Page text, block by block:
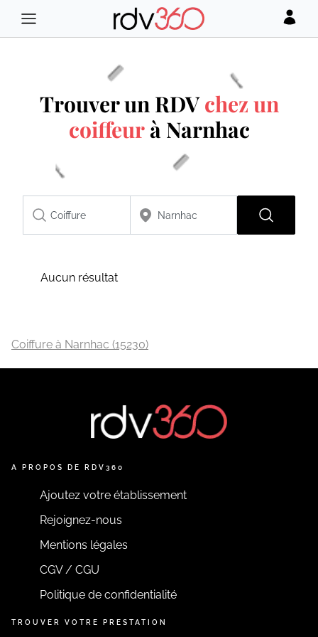
Trouver un RDVchez un
coiffeurà Narnhac
Aucun résultat
Coiffure à Narnhac (15230)
A PROPOS DE RDV360
Ajoutez votre établissement
Rejoignez-nous
Mentions légales
CGV / CGU
Politique de confidentialité
TROUVER VOTRE PRESTATION